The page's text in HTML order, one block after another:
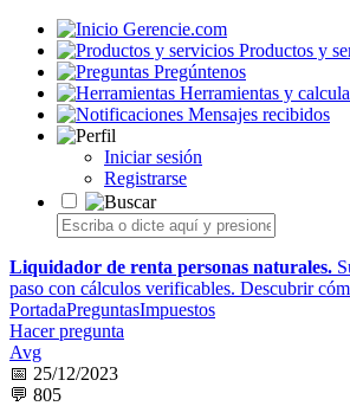
Gerencie.com
Productos y
Pregúntenos
Herramientas y
Mensajes recibidos
Iniciar sesión
Registrarse
Liquidador de renta personas naturales.
paso con cálculos verificables. Descubrir
PortadaPreguntasImpuestos
Hacer pregunta
Avg
📅 25/12/2023
💬 805